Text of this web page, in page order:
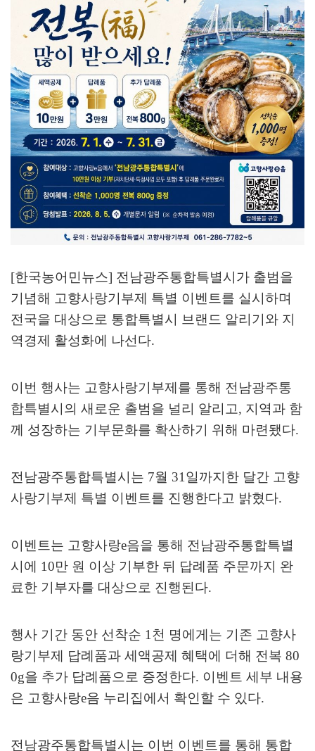
[한국농어민뉴스] 전남광주통합특별시가 출범을
기념해 고향사랑기부제 특별 이벤트를 실시하며
전국을 대상으로 통합특별시 브랜드 알리기와 지
역경제 활성화에 나선다.
이번 행사는 고향사랑기부제를 통해 전남광주통
합특별시의 새로운 출범을 널리 알리고, 지역과 함
께 성장하는 기부문화를 확산하기 위해 마련됐다.
전남광주통합특별시는 7월 31 일까지한 달간 고향
사랑기부제 특별 이벤트를 진행한다고 밝혔다.
이벤트는 고향사랑e음을 통해 전남광주통합특별
시에 10만 원 이상 기부한 뒤 답례품 주문까지 완
료한 기부자를 대상으로 진행된다.
행사 기간 동안 선착순 1 천 명에게는 기존 고향사
랑기부제 답례품과 세액공제 혜택에 더해 전복 80
0g을 추가 답례품으로 증정한다. 이벤트 세부 내용
은 고향사랑e음 누리집에서 확인할 수 있다.
전남광주통합특별시는 이번 이벤트를 통해 통합